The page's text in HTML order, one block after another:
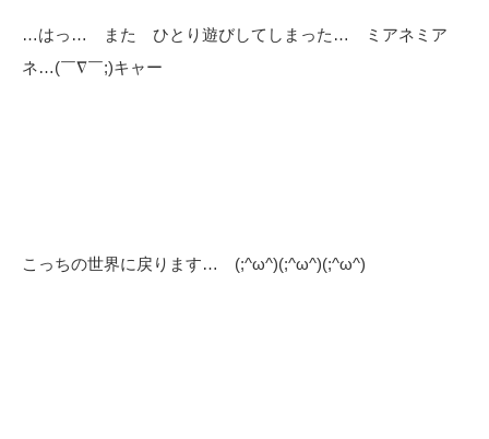
…はっ… また ひとり遊びしてしまった… ミアネミア
ネ…(￣∇￣;)キャー
こっちの世界に戻ります… (;^ω^)(;^ω^)(;^ω^)